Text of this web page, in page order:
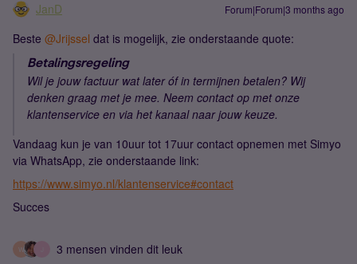
JanD Forum|Forum|3 months ago
Beste ​ @Jrijssel dat is mogelijk, zie onderstaande quote:
Betalingsregeling
Wil je jouw factuur wat later óf in termijnen betalen? Wij
denken graag met je mee. Neem contact op met onze
klantenservice en via het kanaal naar jouw keuze.
Vandaag kun je van 10uur tot 17uur contact opnemen met Simyo
via WhatsApp, zie onderstaande link:
https://www.simyo.nl/klantenservice#contact
Succes
W 3 mensen vinden dit leuk